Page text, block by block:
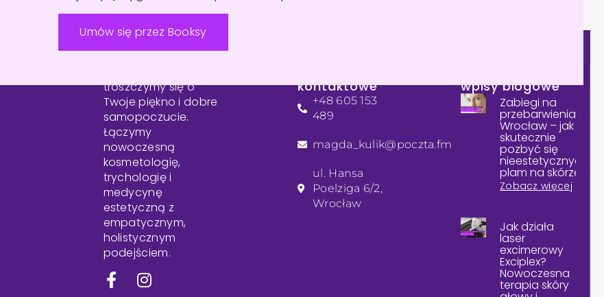
Umów się przez Booksy
troszczymy się o
Twoje piękno i dobre
samopoczucie.
Łączymy
nowoczesną
kosmetologię,
trychologię i
medycynę
estetyczną z
empatycznym,
holistycznym
podejściem.
kontaktowe
+48 605 153
489
magda_kulik@poczta.fm
ul. Hansa
Poelziga 6/2,
Wrocław
wpisy blogowe
Zabiegi na
przebarwienia
Wrocław – jak
skutecznie
pozbyć się
nieestetycznych
plam na skórze?
Zobacz więcej
Jak działa
laser
excimerowy
Exciplex?
Nowoczesna
terapia skóry